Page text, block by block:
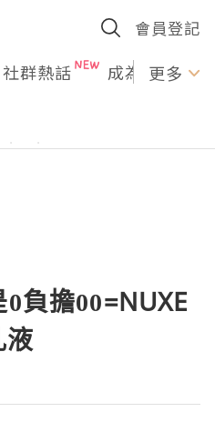
會員登記
社群熱話 成為U更多
負擔00=NUXE
液